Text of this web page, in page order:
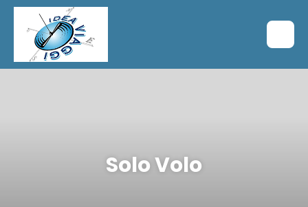
Solo Volo